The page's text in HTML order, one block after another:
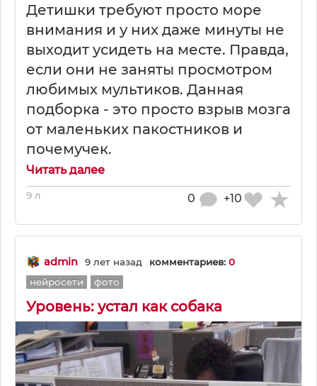
Детишки требуют просто море
внимания и у них даже минуты не
выходит усидеть на месте. Правда,
если они не заняты просмотром
любимых мультиков. Данная
подборка - это просто взрыв мозга
от маленьких пакостников и
почемучек.
Читать далее
9 л +10
0
admin 9 лет назад комментариев: 0
нейросети
фото
Уровень: устал как собака